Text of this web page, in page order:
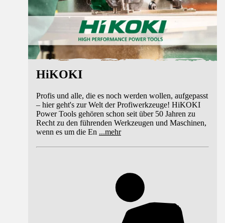
HiKOKI
Profis und alle, die es noch werden wollen, aufgepasst
– hier geht's zur Welt der Profiwerkzeuge! HiKOKI
Power Tools gehören schon seit über 50 Jahren zu
Recht zu den führenden Werkzeugen und Maschinen,
wenn es um die En ...mehr